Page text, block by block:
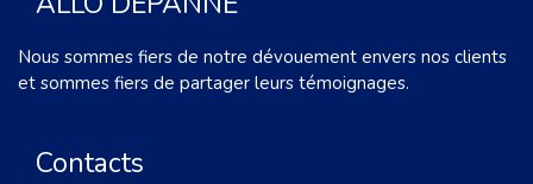
Nous sommes fiers de notre dévouement envers nos clients
et sommes fiers de partager leurs témoignages.
Contacts